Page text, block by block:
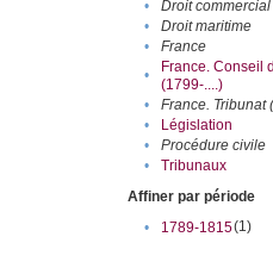
• Droit
•
Droit maritime
•
France
•
France. Conseil
(1799-....)
• France. Tribunat
•
Législation
•
Procédure civile
•
Tribunaux
Affiner par période
•
1789-1815(1)